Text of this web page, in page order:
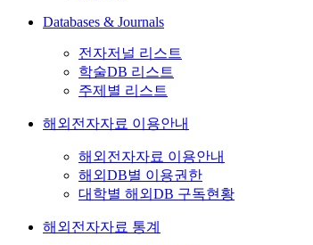
Databases & Journals
전자저널 리스트
학술DB 리스트
주제별 리스트
해외전자자료 이용안내
해외전자자료 이용안내
해외DB별 이용권한
대학별 해외DB 구독현황
해외전자자료 통계